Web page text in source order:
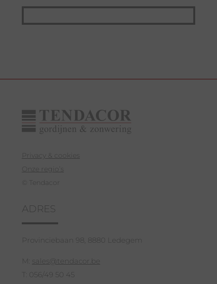
Privacy & cookies
Onze regio’s
© Tendacor
ADRES
Provinciebaan 98, 8880 Ledegem
M:
sales@tendacor.be
T: 056/49 50 45